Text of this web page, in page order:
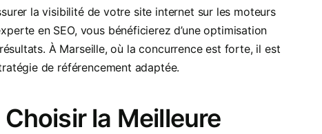
la visibilité de votre site internet sur les moteurs
en SEO, vous bénéficierez d’une optimisation
À Marseille, où la concurrence est forte, il est
de référencement adaptée.
la Meilleure